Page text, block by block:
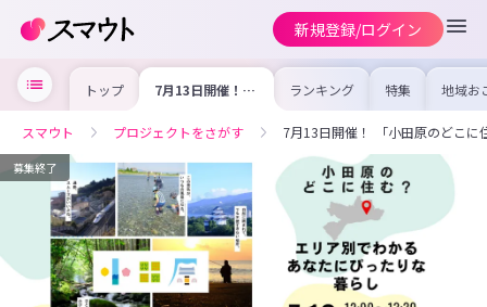
新規登録/ログイン
トップ 7月13日開催！
「小田原のどこに
わかる、あなたに
ピッタリな暮ら
ランキング 特集 地域お
の求
を集め
事内容
を比較
合った
けよう
スマウト プロジェクトをさがす 7月13日開催！ 「小田原のどこに
募集終了